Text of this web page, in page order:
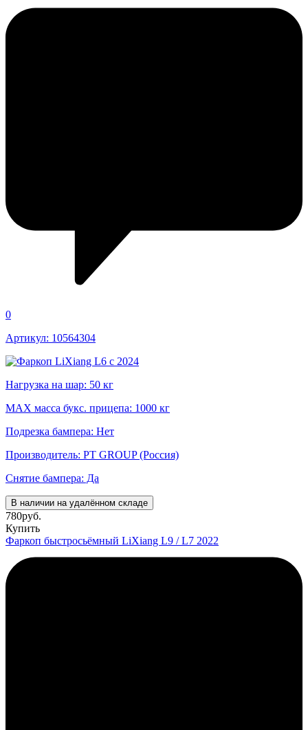
0
Артикул: 10564304
Нагрузка на шар: 50 кг
MAX масса букс. прицепа: 1000 кг
Подрезка бампера: Нет
Производитель: PT GROUP (Россия)
Снятие бампера: Да
В наличии на удалённом складе
780руб.
Купить
Фаркоп быстросьёмный LiXiang L9 / L7 2022